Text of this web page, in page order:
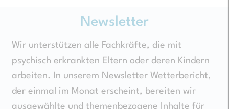
Newsletter
Wir unterstützen alle Fachkräfte, die mit
psychisch erkrankten Eltern oder deren Kindern
arbeiten. In unserem Newsletter Wetterbericht,
der einmal im Monat erscheint, bereiten wir
ausgewählte und themenbezogene Inhalte für